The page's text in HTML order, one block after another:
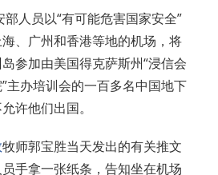
人员以“有可能危害国家安全”
、广州和香港等地的机场，将
参加由美国得克萨斯州“浸信会
主办培训会的一百多名中国地下
许他们出国。
牧师郭宝胜当天发出的有关推文
手拿一张纸条，告知坐在机场